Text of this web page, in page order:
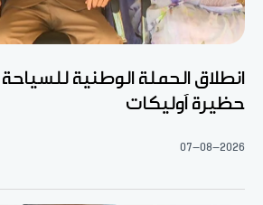
انطلاق الحملة الوطنية
حظيرة آوليكات
07-08-2026